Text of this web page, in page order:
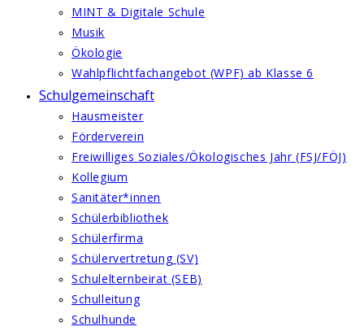
MINT & Digitale Schule
Musik
Ökologie
Wahlpflichtfachangebot (WPF) ab Klasse 6
Schulgemeinschaft
Hausmeister
Förderverein
Freiwilliges Soziales/Ökologisches Jahr (FSJ/FÖJ)
Kollegium
Sanitäter*innen
Schülerbibliothek
Schülerfirma
Schülervertretung (SV)
Schulelternbeirat (SEB)
Schulleitung
Schulhunde